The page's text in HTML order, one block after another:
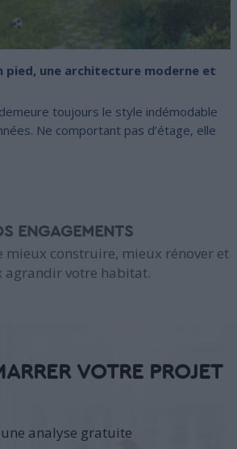
pied, une architecture moderne et
toujours le style indémodable
Ne comportant pas d’étage, elle
ENGAGEMENTS
mieux construire, mieux rénover et
agrandir votre habitat.
VOTRE PROJET
analyse gratuite